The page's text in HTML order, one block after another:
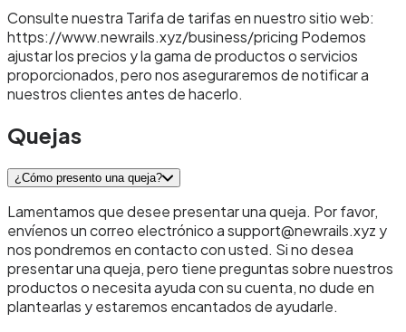
Consulte nuestra Tarifa de tarifas en nuestro sitio web:
https://www.newrails.xyz/business/pricing Podemos
ajustar los precios y la gama de productos o servicios
proporcionados, pero nos aseguraremos de notificar a
nuestros clientes antes de hacerlo.
Quejas
¿Cómo presento una queja?
Lamentamos que desee presentar una queja. Por favor,
envíenos un correo electrónico a support@newrails.xyz y
nos pondremos en contacto con usted. Si no desea
presentar una queja, pero tiene preguntas sobre nuestros
productos o necesita ayuda con su cuenta, no dude en
plantearlas y estaremos encantados de ayudarle.